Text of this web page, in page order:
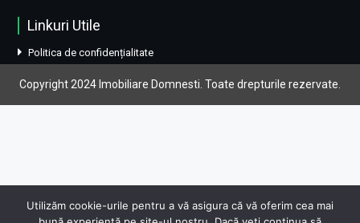
Linkuri Utile
Politica de confidențialitate
Copyright 2024 Imobiliare Domnesti. Toate drepturile rezervate.
Utilizăm cookie-urile pentru a vă asigura că vă oferim cea mai